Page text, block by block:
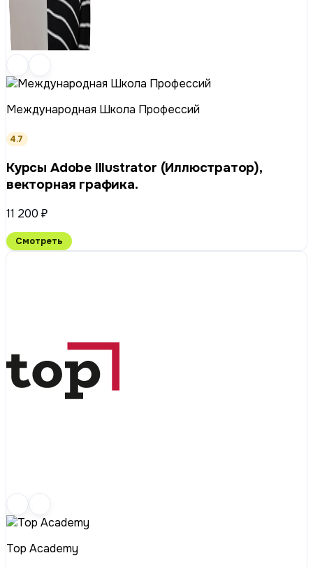
Международная Школа Профессий
4.7
Курсы Adobe Illustrator (Иллюстратор),
векторная графика.
11 200 ₽
Смотреть
Top Academy